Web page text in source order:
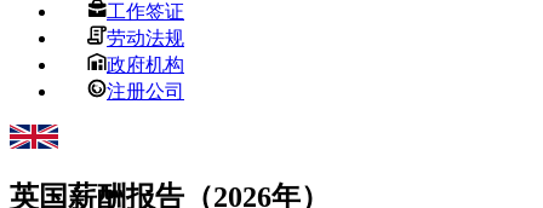
工作签证
劳动法规
政府机构
注册公司
英国薪酬报告（2026年）